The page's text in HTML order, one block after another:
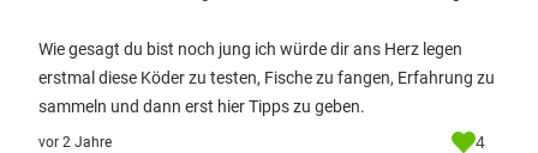
Wie gesagt du bist noch jung ich würde dir ans Herz legen
erstmal diese Köder zu testen, Fische zu fangen, Erfahrung zu
sammeln und dann erst hier Tipps zu geben.
vor 2 Jahre 4